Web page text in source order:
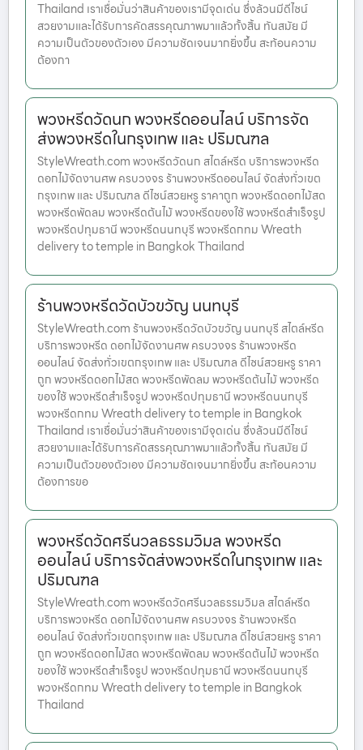
Thailand เราเชื่อมั่นว่าสินค้าของเรามีจุดเด่น ซึ่งล้วนมีดีไซน์
สวยงามและได้รับการคัดสรรคุณภาพมาแล้วทั้งสิ้น ทันสมัย มี
ความเป็นตัวของตัวเอง มีความชัดเจนมากยิ่งขึ้น สะท้อนความ
ต้องกา
พวงหรีดวัดนก พวงหรีดออนไลน์ บริการจัด
ส่งพวงหรีดในกรุงเทพ และ ปริมณฑล
StyleWreath.com พวงหรีดวัดนก สไตล์หรีด บริการพวงหรีด
ดอกไม้จัดงานศพ ครบวงจร ร้านพวงหรีดออนไลน์ จัดส่งทั่วเขต
กรุงเทพ และ ปริมณฑล ดีไซน์สวยหรู ราคาถูก พวงหรีดดอกไม้สด
พวงหรีดพัดลม พวงหรีดต้นไม้ พวงหรีดของใช้ พวงหรีดสำเร็จรูป
พวงหรีดปทุมธานี พวงหรีดนนทบุรี พวงหรีดกทม Wreath
delivery to temple in Bangkok Thailand
ร้านพวงหรีดวัดบัวขวัญ นนทบุรี
StyleWreath.com ร้านพวงหรีดวัดบัวขวัญ นนทบุรี สไตล์หรีด
บริการพวงหรีด ดอกไม้จัดงานศพ ครบวงจร ร้านพวงหรีด
ออนไลน์ จัดส่งทั่วเขตกรุงเทพ และ ปริมณฑล ดีไซน์สวยหรู ราคา
ถูก พวงหรีดดอกไม้สด พวงหรีดพัดลม พวงหรีดต้นไม้ พวงหรีด
ของใช้ พวงหรีดสำเร็จรูป พวงหรีดปทุมธานี พวงหรีดนนทบุรี
พวงหรีดกทม Wreath delivery to temple in Bangkok
Thailand เราเชื่อมั่นว่าสินค้าของเรามีจุดเด่น ซึ่งล้วนมีดีไซน์
สวยงามและได้รับการคัดสรรคุณภาพมาแล้วทั้งสิ้น ทันสมัย มี
ความเป็นตัวของตัวเอง มีความชัดเจนมากยิ่งขึ้น สะท้อนความ
ต้องการขอ
พวงหรีดวัดศรีนวลธรรมวิมล พวงหรีด
ออนไลน์ บริการจัดส่งพวงหรีดในกรุงเทพ และ
ปริมณฑล
StyleWreath.com พวงหรีดวัดศรีนวลธรรมวิมล สไตล์หรีด
บริการพวงหรีด ดอกไม้จัดงานศพ ครบวงจร ร้านพวงหรีด
ออนไลน์ จัดส่งทั่วเขตกรุงเทพ และ ปริมณฑล ดีไซน์สวยหรู ราคา
ถูก พวงหรีดดอกไม้สด พวงหรีดพัดลม พวงหรีดต้นไม้ พวงหรีด
ของใช้ พวงหรีดสำเร็จรูป พวงหรีดปทุมธานี พวงหรีดนนทบุรี
พวงหรีดกทม Wreath delivery to temple in Bangkok
Thailand